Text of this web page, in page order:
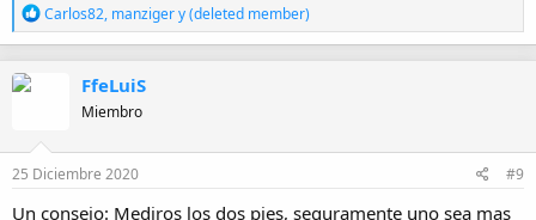
R
e
a
n
e
s
Carlos82, manzigery(deleted member)
FfeLuiS
Miembro
25 Diciembre 2020 #9
Un consejo: Mediros los dos pies, seguramente uno sea mas